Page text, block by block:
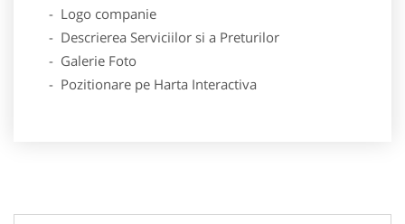
- Logo companie
- Descrierea Serviciilor si a Preturilor
- Galerie Foto
- Pozitionare pe Harta Interactiva